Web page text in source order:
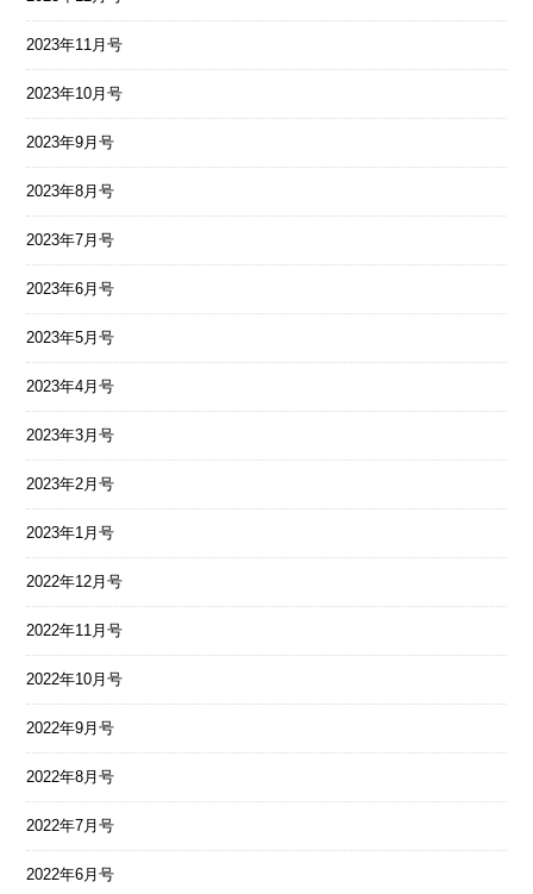
2023年11月号
2023年10月号
2023年9月号
2023年8月号
2023年7月号
2023年6月号
2023年5月号
2023年4月号
2023年3月号
2023年2月号
2023年1月号
2022年12月号
2022年11月号
2022年10月号
2022年9月号
2022年8月号
2022年7月号
2022年6月号